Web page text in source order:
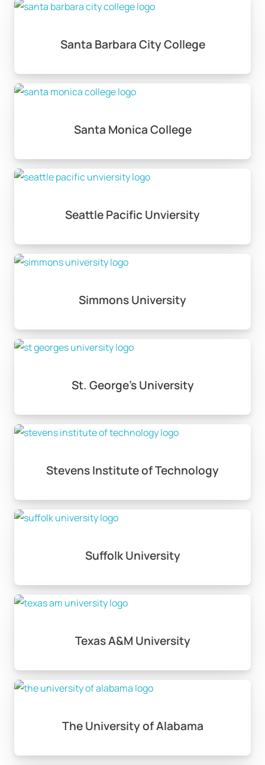
Santa Barbara City College
Santa Monica College
Seattle Pacific Unviersity
Simmons University
St. George’s University
Stevens Institute of Technology
Suffolk University
Texas A&M University
The University of Alabama